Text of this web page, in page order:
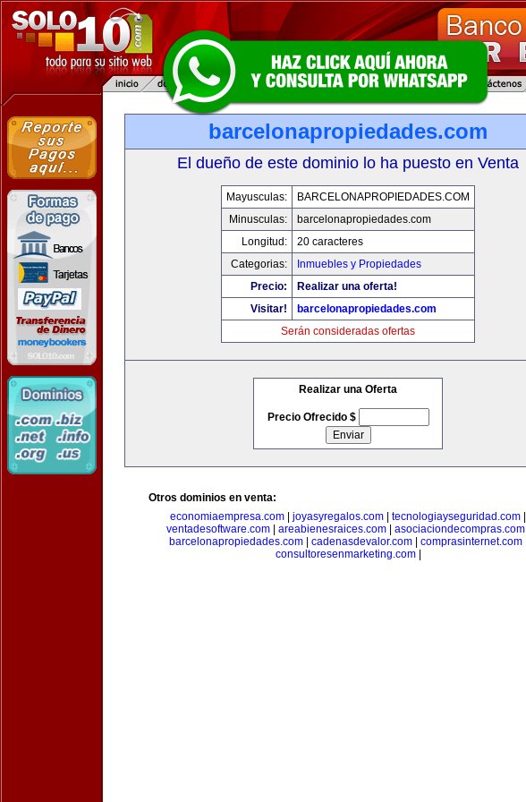
barcelonapropiedades.com
El dueño de este dominio lo ha puesto en Venta
Mayusculas:
BARCELONAPROPIEDADES.COM
Minusculas:
barcelonapropiedades.com
Longitud:
20 caracteres
Categorias:
Inmuebles y Propiedades
Precio:
Realizar una oferta!
Visitar!
barcelonapropiedades.com
Serán consideradas ofertas
Realizar una Oferta
Precio Ofrecido $
Otros dominios en venta:
economiaempresa.com
joyasyregalos.com tecnologiayseguridad.com
ventadesoftware.com| areabienesraices.com| asociaciondecompras.com|
barcelonapropiedades.com| cadenasdevalor.com| comprasinternet.com|
consultoresenmarketing.com|